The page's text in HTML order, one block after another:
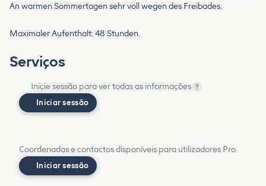
An warmen Sommertagen sehr voll wegen des Freibades.
Maximaler Aufenthalt: 48 Stunden.
Serviços
Inicie sessão para ver todas as informações ?
Iniciar sessão
Coordenadas e contactos disponíveis para utilizadores Pro.
Iniciar sessão